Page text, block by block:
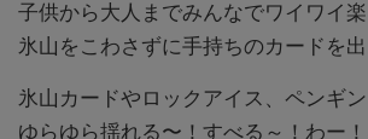
子供から大人までみんなでワイワイ楽
氷山をこわさずに手持ちのカードを
氷山カードやロックアイス、ペンギ
ゆらゆら揺れる〜！すべる～！わー！